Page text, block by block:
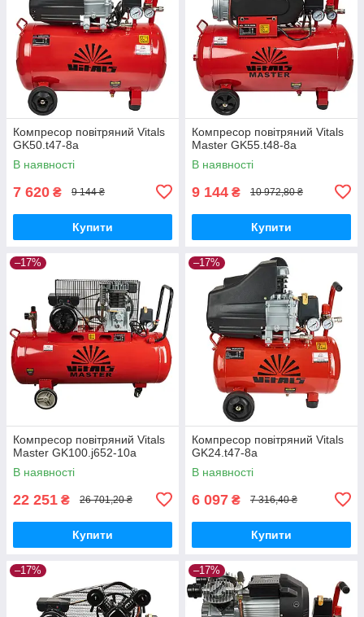
Компресор повітряний Vitals
GK50.t47-8a
В наявності
7 620 ₴ 9 144 ₴
Купити
Компресор повітряний Vitals
Master GK55.t48-8a
В наявності
9 144 ₴ 10 972,80 ₴
Купити
–17%
Компресор повітряний Vitals
Master GK100.j652-10a
В наявності
22 251 ₴ 26 701,20 ₴
Купити
–17%
Компресор повітряний Vitals
GK24.t47-8a
В наявності
6 097 ₴ 7 316,40 ₴
Купити
–17% –17%